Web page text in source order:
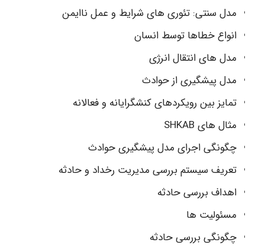
مدل سنتی: تئوری های شرایط و عمل ناایمن
انواع خطاها توسط انسان
مدل های انتقال انرژی
مدل پیشگیری از حوادث
تمایز بین رویکردهای کنشگرایانه و فعالانه
مثال های SHKAB
چگونگی اجرای مدل پیشگیری حوادث
تعریف سیستم بررسی مدیریت رخداد و حادثه
اهداف بررسی حادثه
مسئولیت ها
چگونگی بررسی حادثه